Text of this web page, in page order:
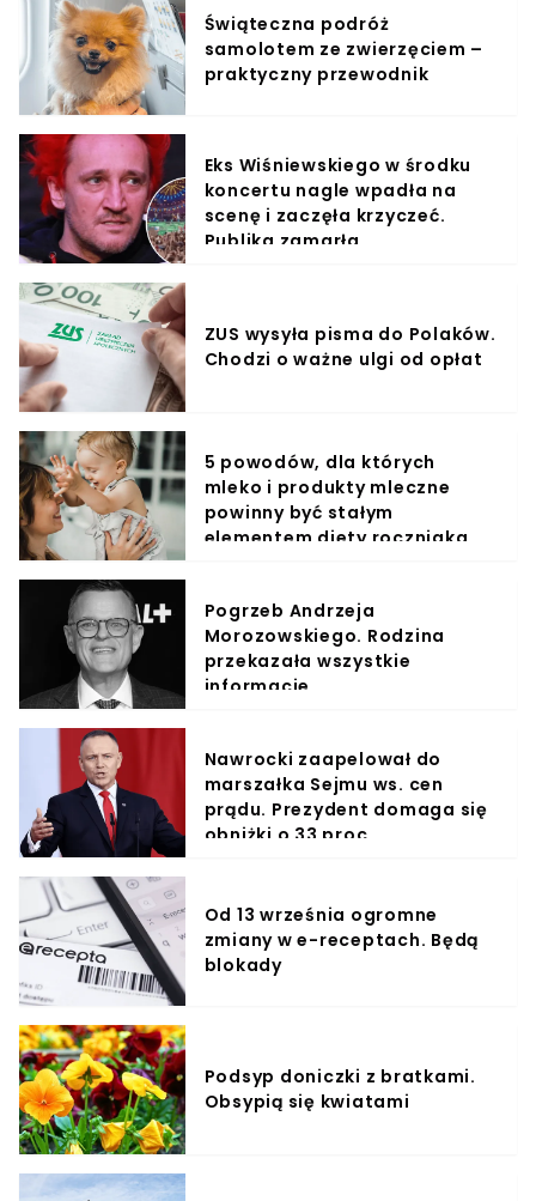
Świąteczna podróż
samolotem ze zwierzęciem –
praktyczny przewodnik
Eks Wiśniewskiego w środku
koncertu nagle wpadła na
scenę i zaczęła krzyczeć.
Publika zamarła
ZUS wysyła pisma do Polaków.
Chodzi o ważne ulgi od opłat
5 powodów, dla których
mleko i produkty mleczne
powinny być stałym
elementem diety roczniaka
Pogrzeb Andrzeja
Morozowskiego. Rodzina
przekazała wszystkie
informacje
Nawrocki zaapelował do
marszałka Sejmu ws. cen
prądu. Prezydent domaga się
obniżki o 33 proc.
Od 13 września ogromne
zmiany w e-receptach. Będą
blokady
Podsyp doniczki z bratkami.
Obsypią się kwiatami